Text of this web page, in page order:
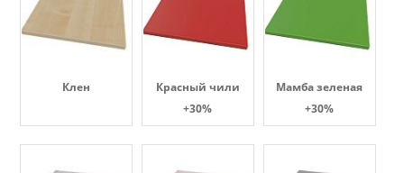
Клен
Красный чили
+30%
Мамба зеленая
+30%